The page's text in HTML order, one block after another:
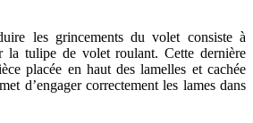
les grincements du volet consiste à
la tulipe de volet roulant. Cette dernière
placée en haut des lamelles et cachée
d’engager correctement les lames dans